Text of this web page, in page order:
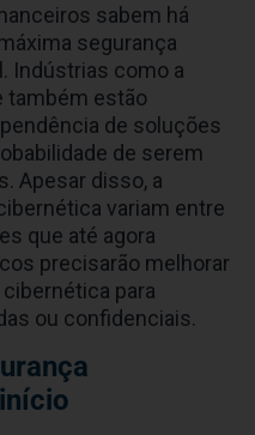
sabem há
segurança
Indústrias como a
também estão
de soluções
de serem
Apesar disso, a
variam entre
que até agora
precisarão melhorar
para
ou confidenciais.